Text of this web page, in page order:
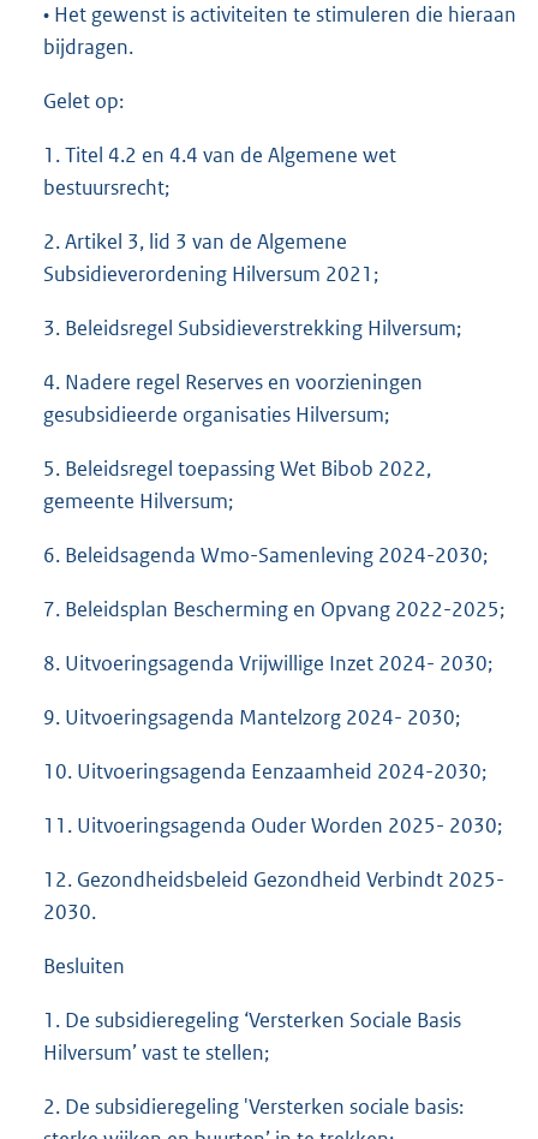
• Het gewenst is activiteiten te stimuleren die hieraan
bijdragen.
Gelet op:
1. Titel 4.2 en 4.4 van de Algemene wet
bestuursrecht;
2. Artikel 3, lid 3 van de Algemene
Subsidieverordening Hilversum 2021;
3. Beleidsregel Subsidieverstrekking Hilversum;
4. Nadere regel Reserves en voorzieningen
gesubsidieerde organisaties Hilversum;
5. Beleidsregel toepassing Wet Bibob 2022,
gemeente Hilversum;
6. Beleidsagenda Wmo-Samenleving 2024-2030;
7. Beleidsplan Bescherming en Opvang 2022-2025;
8. Uitvoeringsagenda Vrijwillige Inzet 2024- 2030;
9. Uitvoeringsagenda Mantelzorg 2024- 2030;
10. Uitvoeringsagenda Eenzaamheid 2024-2030;
11. Uitvoeringsagenda Ouder Worden 2025- 2030;
12. Gezondheidsbeleid Gezondheid Verbindt 2025-
2030.
Besluiten
1. De subsidieregeling ‘Versterken Sociale Basis
Hilversum’ vast te stellen;
2. De subsidieregeling 'Versterken sociale basis: